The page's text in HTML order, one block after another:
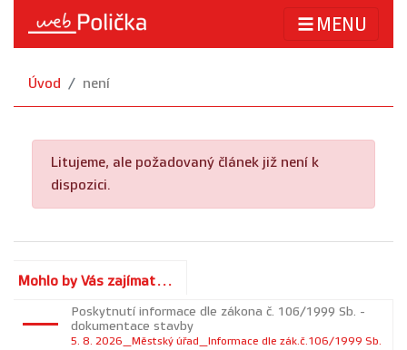
MENU
Úvod není
Litujeme, ale požadovaný článek již není k
dispozici.
Mohlo by Vás zajímat...
Poskytnutí informace dle zákona č. 106/1999 Sb. -
dokumentace stavby
5. 8. 2026_Městský úřad_Informace dle zák.č.106/1999 Sb.